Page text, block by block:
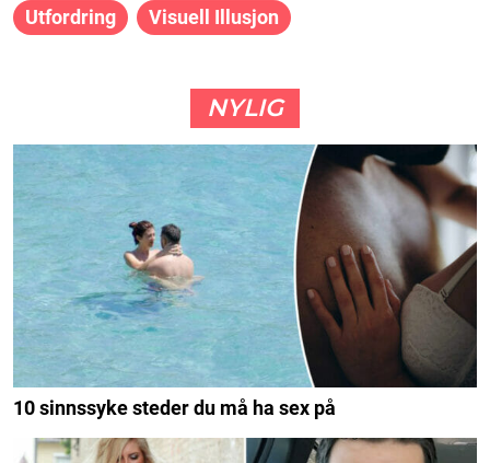
Utfordring
Visuell Illusjon
NYLIG
10 sinnssyke steder du må ha sex på